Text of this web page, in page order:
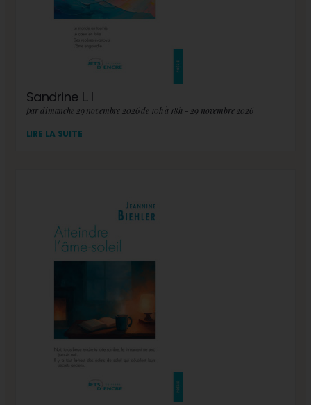
Sandrine L. I
par dimanche 29 novembre 2026 de 10h à 18h - 29 novembre 2026
LIRE LA SUITE